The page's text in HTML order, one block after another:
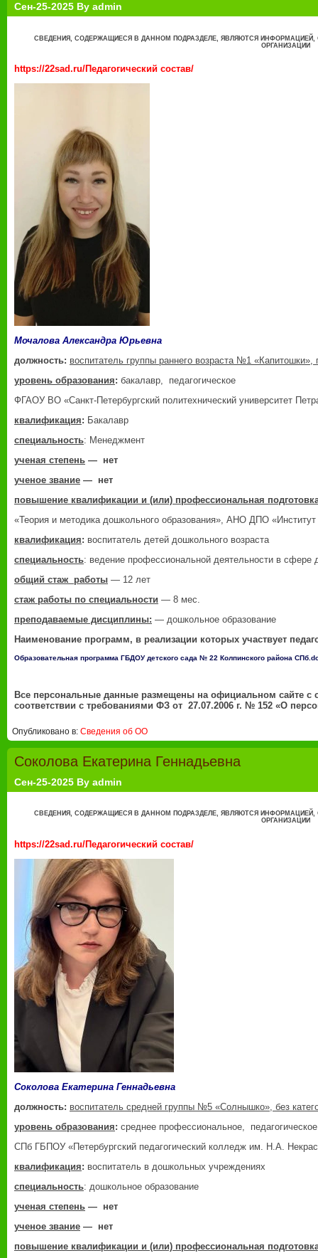
Сен-25-2025 By admin
СВЕДЕНИЯ, СОДЕРЖАЩИЕСЯ В ДАННОМ ПОДРАЗДЕЛЕ, ЯВЛЯЮТСЯ
ОРГАНИЗАЦИИ
https://22sad.ru/Педагогический состав/
Мочалова Александра Юрьевна
должность: воспитатель группы раннего возраста №1 «Капитошки»,
уровень образования: бакалавр, педагогическое
ФГАОУ ВО «Санкт-Петербургский политехнический университет
квалификация: Бакалавр
специальность: Менеджмент
ученая степень — нет
ученое звание — нет
повышение квалификации и (или) профессиональная
«Теория и методика дошкольного образования», АНО ДПО «Институт
квалификация: воспитатель детей дошкольного возраста
специальность: ведение профессиональной деятельности в сфере
общий стаж работы — 12 лет
стаж работы по специальности — 8 мес.
преподаваемые дисциплины: — дошкольное образование
Наименование программ, в реализации которых участвует
Образовательная программа ГБДОУ детского сада № 22 Колпинского района
Все персональные данные размещены на официальном сайте с
соответствии с требованиями ФЗ от 27.07.2006 г. № 152 «О
Опубликовано в: Сведения об ОО
Соколова Екатерина Геннадьевна
Сен-25-2025 By admin
СВЕДЕНИЯ, СОДЕРЖАЩИЕСЯ В ДАННОМ ПОДРАЗДЕЛЕ, ЯВЛЯЮТСЯ
ОРГАНИЗАЦИИ
https://22sad.ru/Педагогический состав/
Соколова Екатерина Геннадьевна
должность: воспитатель средней группы №5 «Солнышко», без
уровень образования: среднее профессиональное, педагогическое
СПб ГБПОУ «Петербургский педагогический колледж им. Н.А.
квалификация: воспитатель в дошкольных учреждениях
специальность: дошкольное образование
ученая степень — нет
ученое звание — нет
повышение квалификации и (или) профессиональная